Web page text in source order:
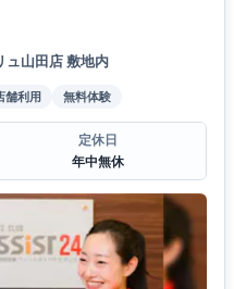
ュ山田店 敷地内
舗利用 無料体験
定休日
年中無休